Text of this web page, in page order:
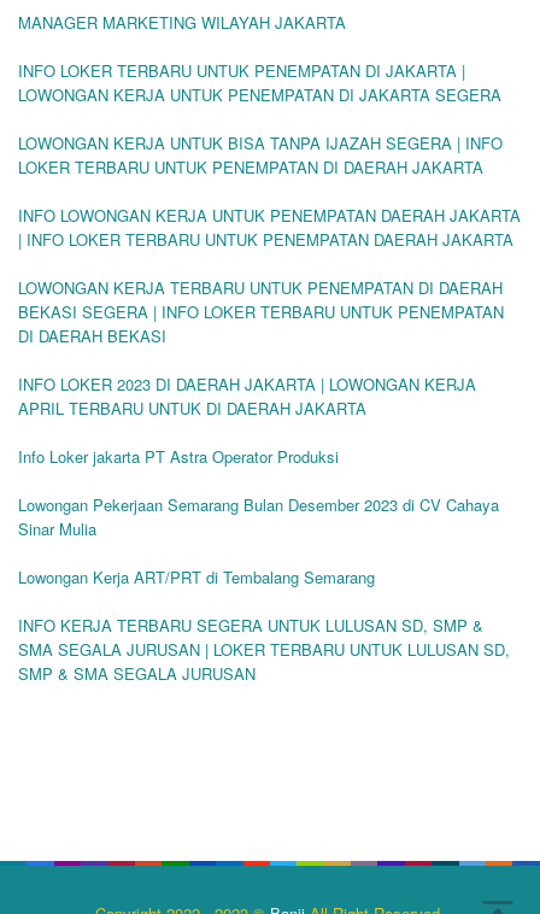
MANAGER MARKETING WILAYAH JAKARTA
INFO LOKER TERBARU UNTUK PENEMPATAN DI JAKARTA |
LOWONGAN KERJA UNTUK PENEMPATAN DI JAKARTA SEGERA
LOWONGAN KERJA UNTUK BISA TANPA IJAZAH SEGERA | INFO
LOKER TERBARU UNTUK PENEMPATAN DI DAERAH JAKARTA
INFO LOWONGAN KERJA UNTUK PENEMPATAN DAERAH JAKARTA
| INFO LOKER TERBARU UNTUK PENEMPATAN DAERAH JAKARTA
LOWONGAN KERJA TERBARU UNTUK PENEMPATAN DI DAERAH
BEKASI SEGERA | INFO LOKER TERBARU UNTUK PENEMPATAN
DI DAERAH BEKASI
INFO LOKER 2023 DI DAERAH JAKARTA | LOWONGAN KERJA
APRIL TERBARU UNTUK DI DAERAH JAKARTA
Info Loker jakarta PT Astra Operator Produksi
Lowongan Pekerjaan Semarang Bulan Desember 2023 di CV Cahaya
Sinar Mulia
Lowongan Kerja ART/PRT di Tembalang Semarang
INFO KERJA TERBARU SEGERA UNTUK LULUSAN SD, SMP &
SMA SEGALA JURUSAN | LOKER TERBARU UNTUK LULUSAN SD,
SMP & SMA SEGALA JURUSAN